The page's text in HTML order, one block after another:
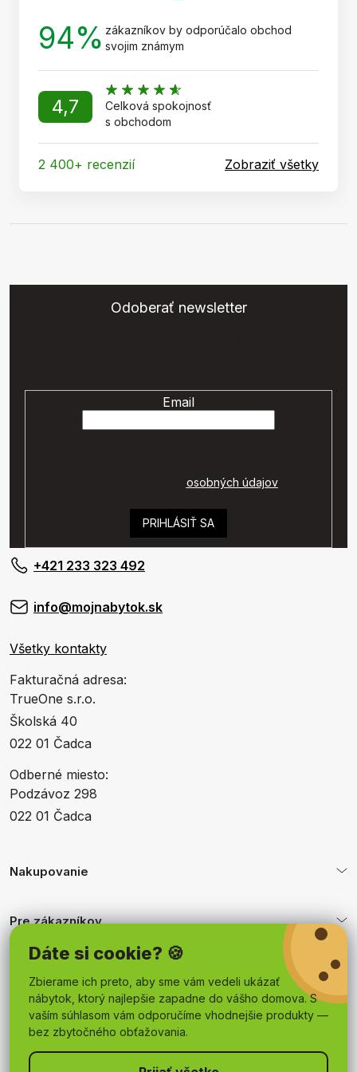
Dáte si cookie? 🍪
Zbierame ich preto, aby sme vám vedeli ukázať
nábytok, ktorý najlepšie zapadne do vášho domova. S
vaším súhlasom vám odporučíme vhodnejšie produkty —
bez zbytočného obťažovania.
94% zákazníkov by odporúčalo obchod
svojim známym
4,7
Celková spokojnosť
s obchodom
2 400+ recenzií Zobraziť všetky
Odoberať newsletter
Email
osobných údajov.
PRIHLÁSIŤ SA
+421 233 323 492
info@mojnabytok.sk
Všetky kontakty
Fakturačná adresa:
TrueOne s.r.o.
Školská 40
022 01 Čadca
Odberné miesto:
Podzávoz 298
022 01 Čadca
Nakupovanie
Pre zákazníkov